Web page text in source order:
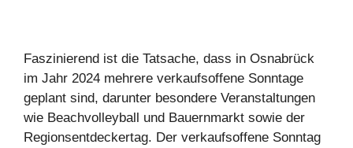
Faszinierend ist die Tatsache, dass in Osnabrück
im Jahr 2024 mehrere verkaufsoffene Sonntage
geplant sind, darunter besondere Veranstaltungen
wie Beachvolleyball und Bauernmarkt sowie der
Regionsentdeckertag. Der verkaufsoffene Sonntag